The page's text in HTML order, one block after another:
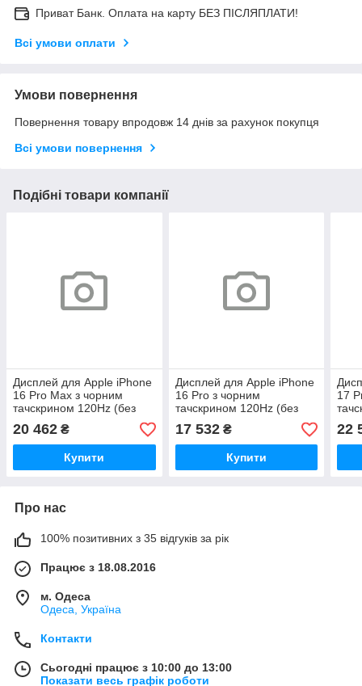
Приват Банк. Оплата на карту БЕЗ ПІСЛЯПЛАТИ!
Всі умови оплати
Умови повернення
Повернення товару впродовж 14 днів за рахунок покупця
Всі умови повернення
Подібні товари компанії
Дисплей для Apple iPhone
16 Pro Max з чорним
тачскрином 120Hz (без
20 462 ₴
Купити
Дисплей для Apple iPhone
16 Pro з чорним
тачскрином 120Hz (без
17 532₴
Купити
17
22
Про нас
100% позитивних з 35 відгуків за рік
Працює з 18.08.2016
м. Одеса
Одеса, Україна
Контакти
Сьогодні працює з 10:00 до 13:00
Показати весь графік роботи